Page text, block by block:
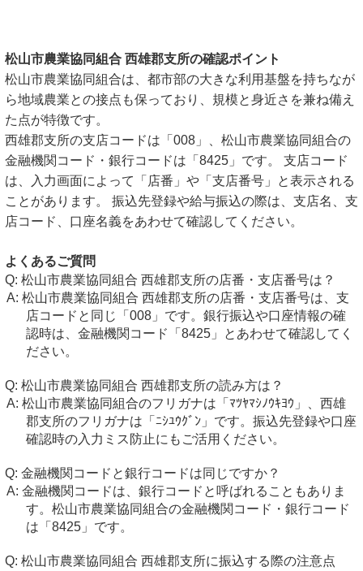
松山市農業協同組合 西雄郡支所の確認ポイント
松山市農業協同組合は、都市部の大きな利用基盤を持ちなが
ら地域農業との接点も保っており、規模と身近さを兼ね備え
た点が特徴です。
西雄郡支所の支店コードは「008」、松山市農業協同組合の
金融機関コード・銀行コードは「8425」です。 支店コード
は、入力画面によって「店番」や「支店番号」と表示される
ことがあります。 振込先登録や給与振込の際は、支店名、支
店コード、口座名義をあわせて確認してください。
よくあるご質問
松山市農業協同組合 西雄郡支所の店番・支店番号は？
松山市農業協同組合 西雄郡支所の店番・支店番号は、支
店コードと同じ「008」です。銀行振込や口座情報の確
認時は、金融機関コード「8425」とあわせて確認してく
ださい。
松山市農業協同組合 西雄郡支所の読み方は？
松山市農業協同組合のフリガナは「ﾏﾂﾔﾏｼﾉｳｷﾖｳ」、西雄
郡支所のフリガナは「ﾆｼﾕｳｸﾞﾝ」です。振込先登録や口座
確認時の入力ミス防止にもご活用ください。
金融機関コードと銀行コードは同じですか？
金融機関コードは、銀行コードと呼ばれることもありま
す。松山市農業協同組合の金融機関コード・銀行コード
は「8425」です。
松山市農業協同組合 西雄郡支所に振込する際の注意点